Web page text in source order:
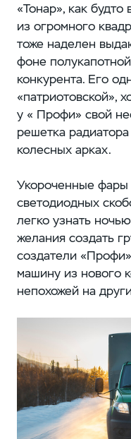
«Тонар», как будто
из огромного
тоже наделен
фоне
конкурента. Его
«патриотовской»,
у « Профи» свой
решетка
колесных арках.
Укороченные
светодиодных
легко узнать
желания создать
создатели
машину из нового
непохожей на